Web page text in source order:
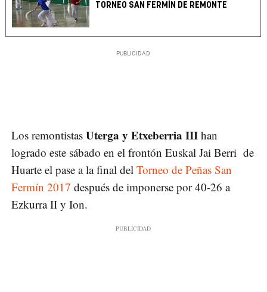
TORNEO SAN FERMÍN DE REMONTE
Los remontistas Uterga y Etxeberria III han
logrado este sábado en el frontón Euskal Jai Berri de
Huarte el pase a la final del Torneo de Peñas San
Fermín 2017 después de imponerse por 40-26 a
Ezkurra II y Ion.